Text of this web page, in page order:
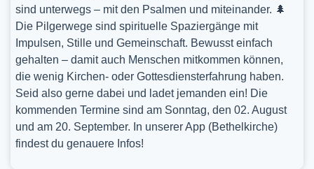
sind unterwegs – mit den Psalmen und miteinander. 🌲
Die Pilgerwege sind spirituelle Spaziergänge mit
Impulsen, Stille und Gemeinschaft. Bewusst einfach
gehalten – damit auch Menschen mitkommen können,
die wenig Kirchen- oder Gottesdiensterfahrung haben.
Seid also gerne dabei und ladet jemanden ein! Die
kommenden Termine sind am Sonntag, den 02. August
und am 20. September. In unserer App (Bethelkirche)
findest du genauere Infos!